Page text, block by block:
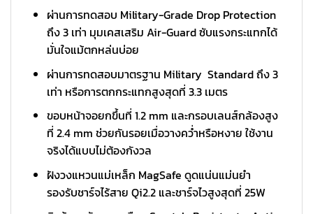
ผ่านการทดสอบ Military-Grade Drop Protection
ถึง 3 เท่า มุมเคสเสริม Air-Guard ซับแรงกระแทกได้
มั่นใจแม้ตกหล่นบ่อย
ผ่านการทดสอบมาตรฐาน Military Standard ถึง 3
เท่า หรือการตกกระแทกสูงสุดที่ 3.3 เมตร
ขอบหน้าจอยกขึ้นที่ 1.2 mm และกรอบเลนส์กล้องสูง
ที่ 2.4 mm ช่วยกันรอยเมื่อวางคว่ำหรือหงาย ใช้งาน
จริงได้แบบไม่ต้องกังวล
ฝังวงแหวนแม่เหล็ก MagSafe ดูดแน่นแม่นยำ
รองรับชาร์จไร้สาย Qi2.2 และชาร์จไวสูงสุดที่ 25W